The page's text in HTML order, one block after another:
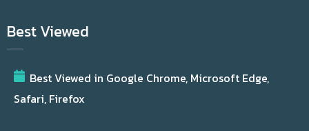
Best Viewed
Best Viewed in Google Chrome, Microsoft Edge,
Safari, Firefox